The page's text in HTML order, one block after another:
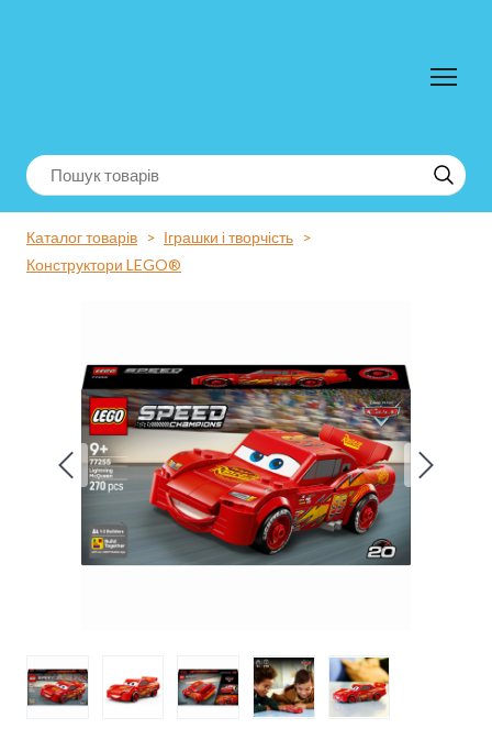
Каталог товарів
Іграшки і творчість
Конструктори LEGO®